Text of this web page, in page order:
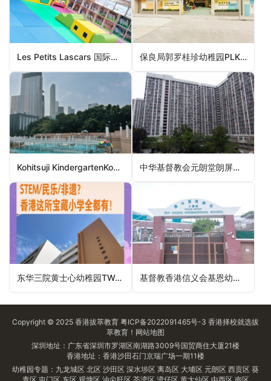
Les Petits Lascars 国际幼稚园(将军澳)Les Petits Lascars International Kindergarten (Tseung Kwan O)（西贡区幼稚园） 保良局郭罗桂珍幼稚园PLK Eleanor Kwok Law Kwai Chun Kindergarten（元朗区幼稚园）
Kohitsuji KindergartenKohitsuji Kindergarten（九龙城区幼稚园） 中华基督教会元朗堂朗屏邨真光幼稚园Yuen Long Church (CCC) Long Ping Estate Chan Kwong Kindergarten（元朗区幼稚园）
东华三院黄士心幼稚园TWGHs Wong See Sum Kindergarten（观塘区幼稚园） 基督教香港信义会基恩幼儿学校ELCHK Amazing Grace Nursery School（中西区幼稚园）
Copyright © 2025 香港拔萃教育 粤ICP备2022091465号-3 香港择校就选拔
萃教育！ 网站地图
深圳地址：广东省深圳市罗湖区南湖路3009号国贸商住大厦21楼
香港地址：香港沙田石门京瑞广场一期11楼
幼稚园专题： 九龙城区 北区 沙田区 深水埗区 离岛区 大埔区 元朗区 西贡区 葵